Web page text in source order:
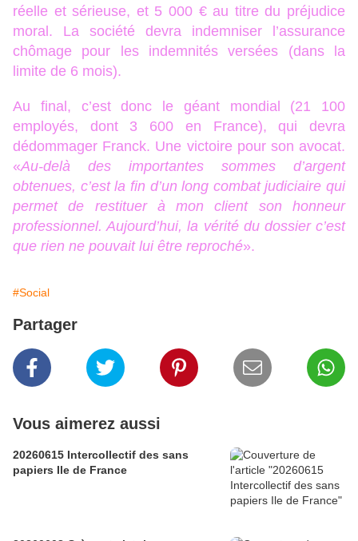
réelle et sérieuse, et 5 000 € au titre du préjudice
moral. La société devra indemniser l’assurance
chômage pour les indemnités versées (dans la
limite de 6 mois).
Au final, c’est donc le géant mondial (21 100
employés, dont 3 600 en France), qui devra
dédommager Franck. Une victoire pour son avocat.
«Au-delà des importantes sommes d’argent
obtenues, c’est la fin d’un long combat judiciaire qui
permet de restituer à mon client son honneur
professionnel. Aujourd’hui, la vérité du dossier c’est
que rien ne pouvait lui être reproché».
#Social
Partager
Vous aimerez aussi
20260615 Intercollectif des sans
papiers Ile de France